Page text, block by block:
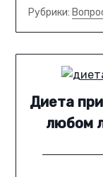
Рубрики:
Диета
любом